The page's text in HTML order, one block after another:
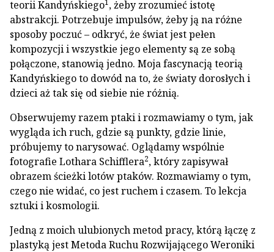
teorii Kandyńskiego1, żeby zrozumieć istotę
abstrakcji. Potrzebuje impulsów, żeby ją na różne
sposoby poczuć – odkryć, że świat jest pełen
kompozycji i wszystkie jego elementy są ze sobą
połączone, stanowią jedno. Moja fascynacją teorią
Kandyńskiego to dowód na to, że światy dorosłych i
dzieci aż tak się od siebie nie różnią.
Obserwujemy razem ptaki i rozmawiamy o tym, jak
wygląda ich ruch, gdzie są punkty, gdzie linie,
próbujemy to narysować. Oglądamy wspólnie
fotografie Lothara Schifflera2, który zapisywał
obrazem ścieżki lotów ptaków. Rozmawiamy o tym,
czego nie widać, co jest ruchem i czasem. To lekcja
sztuki i kosmologii.
Jedną z moich ulubionych metod pracy, którą łączę z
plastyką jest Metoda Ruchu Rozwijającego Weroniki